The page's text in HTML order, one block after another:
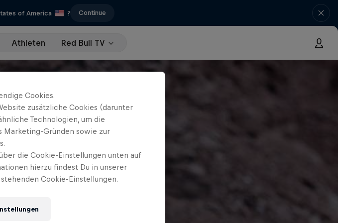
of America ? Continue
Athleten Red Bull TV
Cookies.
zusätzliche Cookies (darunter
Technologien, um die
Marketing-Gründen sowie zur
die Cookie-Einstellungen unten auf
hierzu findest Du in unserer
Cookie-Einstellungen.